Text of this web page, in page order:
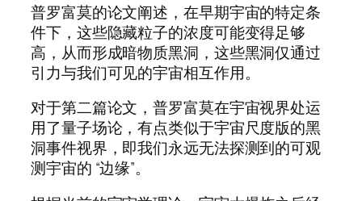
普罗富莫的论文阐述，在早期宇宙的特定条
件下，这些隐藏粒子的浓度可能变得足够
高，从而形成暗物质黑洞，这些黑洞仅通过
引力与我们可见的宇宙相互作用。
对于第二篇论文，普罗富莫在宇宙视界处运
用了量子场论，有点类似于宇宙尺度版的黑
洞事件视界，即我们永远无法探测到的可观
测宇宙的 “边缘”。